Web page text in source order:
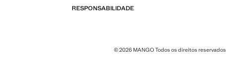
RESPONSABILIDADE
© 2026 MANGO Todos os direitos reservados